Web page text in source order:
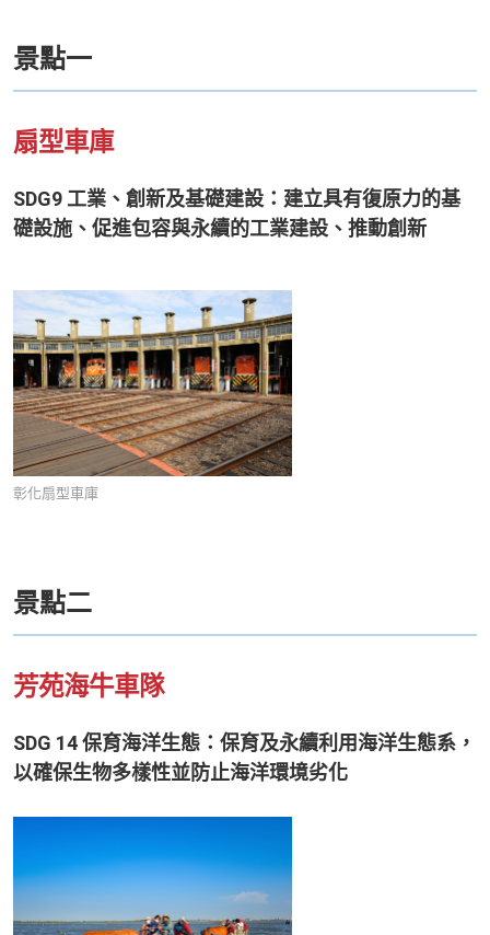
景點一
扇型車庫
SDG9 工業、創新及基礎建設：建立具有復原力的基
礎設施、促進包容與永續的工業建設、推動創新
彰化扇型車庫
景點二
芳苑海牛車隊
SDG 14 保育海洋生態：保育及永續利用海洋生態系，
以確保生物多樣性並防止海洋環境劣化